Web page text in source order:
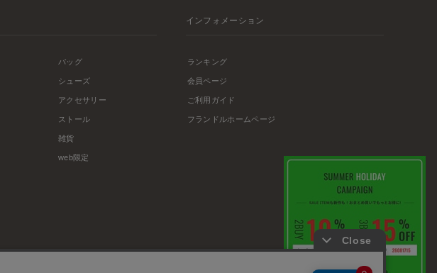
バッグ
シューズ
アクセサリー
ストール
雑貨
web限定
インフォメーション
ランキング
会員ページ
ご利用ガイド
フランドルホームページ